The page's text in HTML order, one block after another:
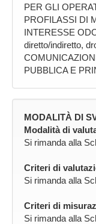
PER GLI
PROFILASSI DI
INTERESSE
diretto/indiretto,
PUBBLICA E
MODALITÀ DI
Modalità di
Si rimanda alla
Criteri di
Si rimanda alla
Criteri di
Si rimanda alla